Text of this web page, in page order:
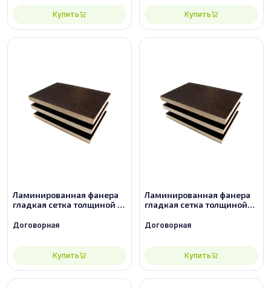
Купить Купить
Ламинированная фанера
гладкая сетка толщиной 21
сорт 3/3
Договорная
Купить
Ламинированная фанера
гладкая сетка толщиной
2440х1220, сорт 2/2
Договорная
Купить